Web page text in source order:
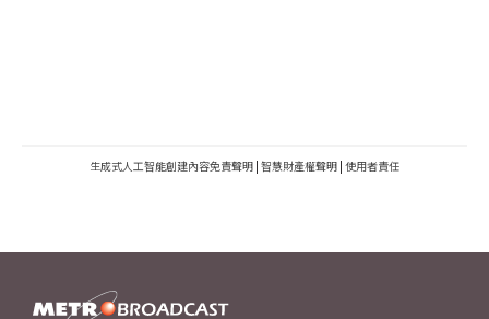
生成式人工智能創建內容免責聲明 | 智慧財產權聲明 | 使用者責任